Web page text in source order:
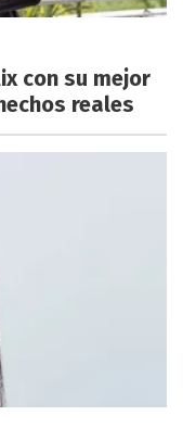
con su mejor
reales